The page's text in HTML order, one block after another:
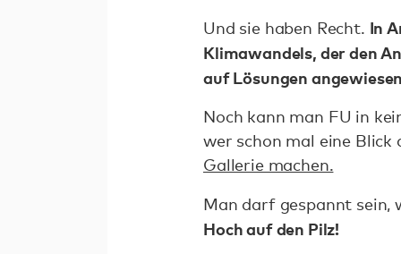
Und sie haben Recht. In
Klimawandels, der den
auf Lösungen
Noch kann man FU in
wer schon mal eine
Gallerie machen.
Man darf gespannt sein,
Hoch auf den Pilz!